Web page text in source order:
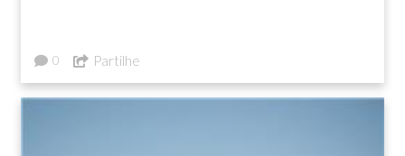
0 Partilhe